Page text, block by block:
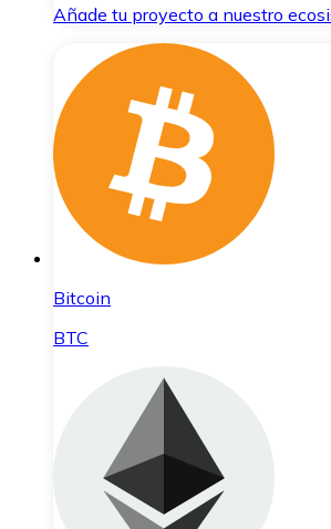
Añade tu proyecto a nuestro
Bitcoin
BTC